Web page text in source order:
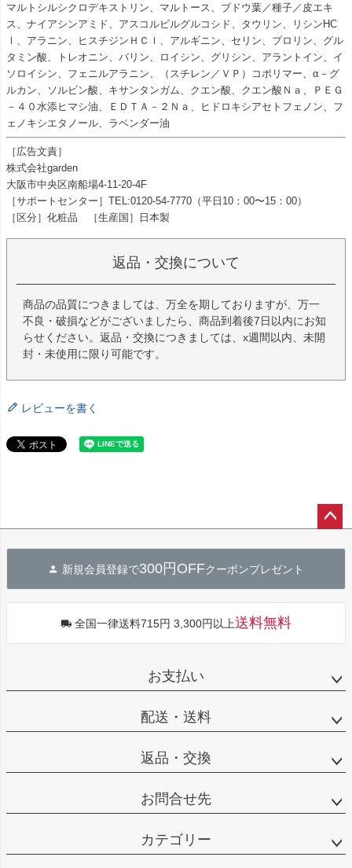
マルトシルシクロデキストリン、マルトース、ブドウ葉／種子／皮エキ
ス、ナイアシンアミド、アスコルビルグルコシド、タウリン、リシンHC
ｌ、アラニン、ヒスチジンＨＣｌ、アルギニン、セリン、プロリン、グル
タミン酸、トレオニン、バリン、ロイシン、グリシン、アラントイン、イ
ソロイシン、フェニルアラニン、（スチレン／ＶＰ）コポリマー、α－グ
ルカン、ソルビン酸、キサンタンガム、クエン酸、クエン酸Ｎａ、ＰＥＧ
－４０水添ヒマシ油、ＥＤＴＡ－２Ｎａ、ヒドロキシアセトフェノン、フ
ェノキシエタノール、ラベンダー油
［広告文責］
株式会社garden
大阪市中央区南船場4-11-20-4F
［サポートセンター］TEL:0120-54-7770（平日10：00〜15：00）
［区分］化粧品 ［生産国］日本製
返品・交換について
商品の品質につきましては、万全を期しておりますが、万一
不良・破損などがございましたら、商品到着後7日以内にお知
らせください。返品・交換につきましては、x週間以内、未開
封・未使用に限り可能です。
レビューを書く
へ
新規会員登録で300円OFFクーポンプレゼント
全国一律送料715円 3,300円以上送料無料
お支払い
配送・送料
返品・交換
お問合せ先
カテゴリー